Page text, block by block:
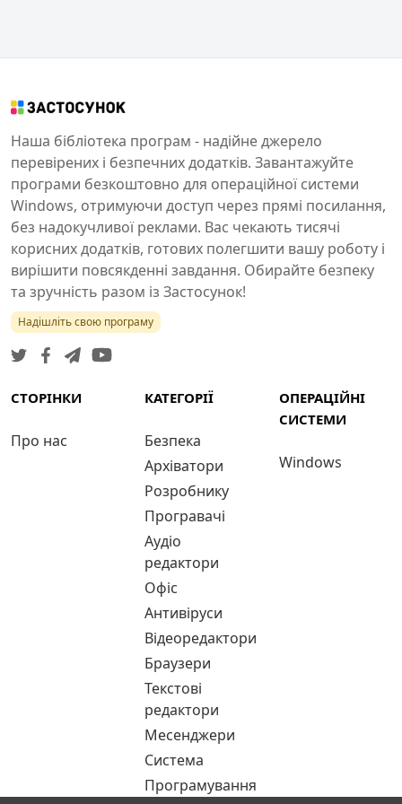
Наша бібліотека програм - надійне джерело
перевірених і безпечних додатків. Завантажуйте
програми безкоштовно для операційної системи
Windows, отримуючи доступ через прямі посилання,
без надокучливої реклами. Вас чекають тисячі
корисних додатків, готових полегшити вашу роботу і
вирішити повсякденні завдання. Обирайте безпеку
та зручність разом із Застосунок!
Надішліть свою програму
СТОРІНКИ
Про нас
КАТЕГОРІЇ
Безпека
Архіватори
Розробнику
Програвачі
Аудіо
редактори
Офіс
Антивіруси
Відеоредактори
Браузери
Текстові
редактори
Месенджери
Система
Програмування
ОПЕРАЦІЙНІ
СИСТЕМИ
Windows